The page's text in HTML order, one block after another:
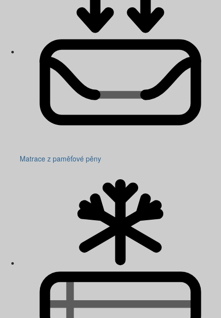
Matrace z paměťové pěny